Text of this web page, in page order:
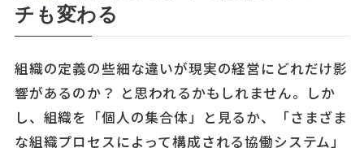
チも変わる
組織の定義の些細な違いが現実の経営にどれだけ影
響があるのか？ と思われるかもしれません。しか
し、組織を「個人の集合体」と見るか、「さまざま
な組織プロセスによって構成される協働システム」